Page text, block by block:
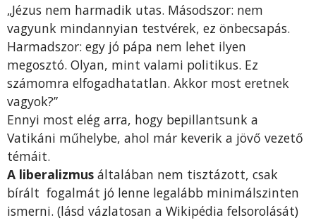
„Jézus nem harmadik utas. Másodszor: nem
vagyunk mindannyian testvérek, ez önbecsapás.
Harmadszor: egy jó pápa nem lehet ilyen
megosztó. Olyan, mint valami politikus. Ez
számomra elfogadhatatlan. Akkor most eretnek
vagyok?”
Ennyi most elég arra, hogy bepillantsunk a
Vatikáni műhelybe, ahol már keverik a jövő vezető
témáit.
A liberalizmus általában nem tisztázott, csak
bírált fogalmát jó lenne legalább minimálszinten
ismerni. (lásd vázlatosan a Wikipédia felsorolását)